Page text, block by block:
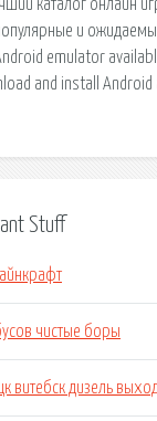
каталог онлайн
и
emulator
and install
Stuff
чистые боры
витебск дизель